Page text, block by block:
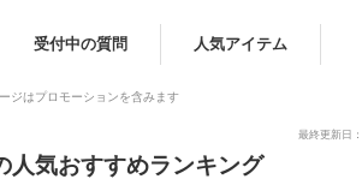
受付中の質問 人気アイテム
ジはプロモーションを含みます
最終更新日
人気おすすめランキング